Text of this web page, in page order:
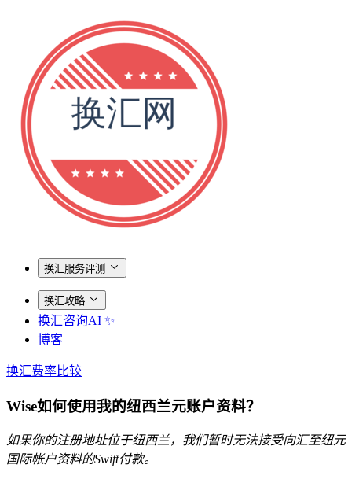
换汇服务评测
换汇攻略
换汇咨询AI ✨
博客
换汇费率比较
Wise如何使用我的纽西兰元账户资料？
如果你的注册地址位于纽西兰，我们暂时无法接受向汇至纽元
国际帐户资料的Swift付款。